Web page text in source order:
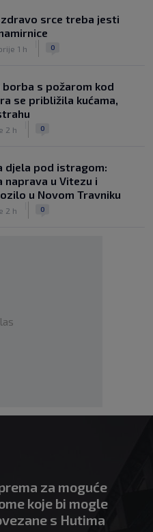
srce treba jesti
1 h 0
borba s požarom kod
se približila kućama,
2 h 0
djela pod istragom:
naprava u Vitezu i
u Novom Travniku
2 h 0
za moguće
koje bi mogle
s Hutima